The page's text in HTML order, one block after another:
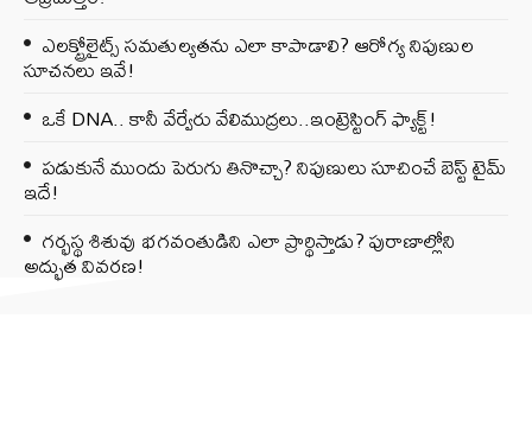
ఎలక్ట్రోలైట్స్ సమతుల్యతను ఎలా కాపాడాలి? ఆరోగ్య నిపుణుల
సూచనలు ఇవే!
ఒకే DNA.. కానీ వేర్వేరు వేలిముద్రలు..ఇంట్రెస్టింగ్ ఫ్యాక్ట్!
పడుకునే ముందు పెరుగు తినొచ్చా? నిపుణులు సూచించే బెస్ట్ టైమ్
ఇదే!
గర్భస్థ శిశువు భగవంతుడిని ఎలా ప్రార్థిస్తాడు? పురాణాల్లోని
అద్భుత వివరణ!